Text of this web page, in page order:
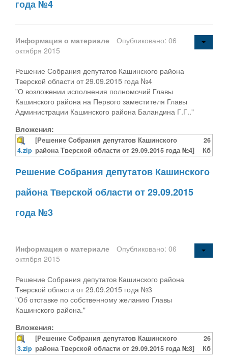
года №4
Информация о материале
Опубликовано: 06
октября 2015
Решение Собрания депутатов Кашинского района
Тверской области от 29.09.2015 года №4
"О возложении исполнения полномочий Главы
Кашинского района на Первого заместителя Главы
Администрации Кашинского района Баландина Г.Г.."
Вложения:
4.zip
[Решение Собрания депутатов Кашинского
района Тверской области от 29.09.2015 года №4]
26
Кб
Решение Собрания депутатов Кашинского
района Тверской области от 29.09.2015
года №3
Информация о материале
Опубликовано: 06
октября 2015
Решение Собрания депутатов Кашинского района
Тверской области от 29.09.2015 года №3
"Об отставке по собственному желанию Главы
Кашинского района."
Вложения:
3.zip
[Решение Собрания депутатов Кашинского
района Тверской области от 29.09.2015 года №3]
26
Кб